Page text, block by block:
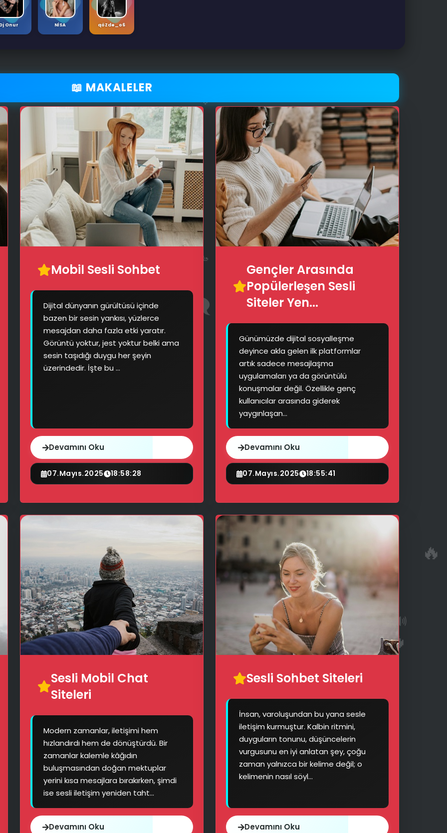
🖥️
🔊
💡
🔥
📢
📱
🗨️
💜
🔥
🔥
Onur NİSA qöZde_o6
📖 MAKALELER
Mobil Sesli Sohbet
Dijital dünyanın gürültüsü içinde
bazen bir sesin yankısı, yüzlerce
mesajdan daha fazla etki yaratır.
Görüntü yoktur, jest yoktur belki ama
sesin taşıdığı duygu her şeyin
üzerindedir. İşte bu ...
Devamını Oku
07.Mayıs.2025 18:58:28
Gençler Arasında
Popülerleşen Sesli
Siteler Yen...
Günümüzde dijital sosyalleşme
deyince akla gelen ilk platformlar
artık sadece mesajlaşma
uygulamaları ya da görüntülü
konuşmalar değil. Özellikle genç
kullanıcılar arasında giderek
yaygınlaşan...
Devamını Oku
07.Mayıs.2025 18:55:41
Sesli Mobil Chat
Siteleri
Modern zamanlar, iletişimi hem
hızlandırdı hem de dönüştürdü. Bir
zamanlar kalemle kâğıdın
buluşmasından doğan mektuplar
yerini kısa mesajlara bırakırken, şimdi
ise sesli iletişim yeniden taht...
Devamını Oku
Sesli Sohbet Siteleri
İnsan, varoluşundan bu yana sesle
iletişim kurmuştur. Kalbin ritmini,
duyguların tonunu, düşüncelerin
vurgusunu en iyi anlatan şey, çoğu
zaman yalnızca bir kelime değil; o
kelimenin nasıl söyl...
Devamını Oku